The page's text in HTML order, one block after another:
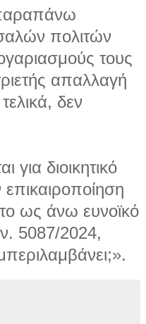
πολιτών
τους
απαλλαγή
δεν
για διοικητικό
ως άνω ευνοϊκό
5087/2024,